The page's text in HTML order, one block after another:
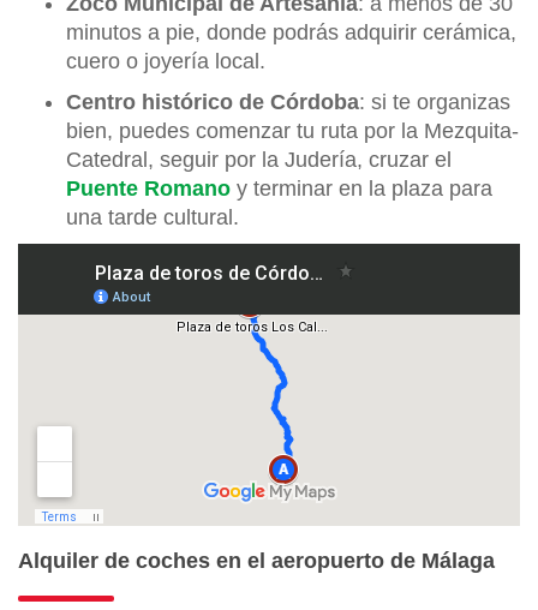
minutos a pie, donde podrás adquirir cerámica,
cuero o joyería local.
Centro histórico de Córdoba: si te organizas
bien, puedes comenzar tu ruta por la Mezquita-
Catedral, seguir por la Judería, cruzar el
Puente Romano y terminar en la plaza para
una tarde cultural.
Alquiler de coches en el aeropuerto de Málaga